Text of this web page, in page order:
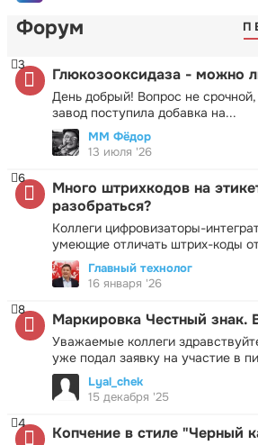
Форум
Глюкозооксидаза - можно
День добрый! Вопрос не
завод поступила добавка на...
3
ММ Фёдор
13 июля '26
Много штрихкодов на
разобраться?
Коллеги цифровизаторы-
умеющие отличать штрих-коды
6
Главный технолог
16 января '26
Маркировка Честный знак.
Уважаемые коллеги
уже подал заявку на участие в
8
Lyal_chek
15 декабря '25
Копчение в стиле "Черный
4